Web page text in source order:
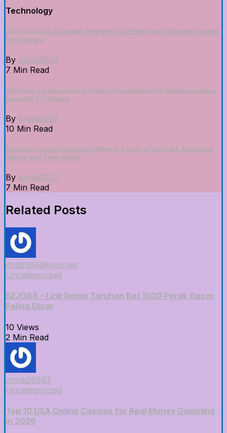
Technology
Digital Circus Episodes Reviews Highlights and Episode Guides
for Viewers
By emilia3927
7 Min Read
Catching Up Episodes A Practical Handbook for Rediscovering
Favorite TV Shows
By emilia3927
10 Min Read
Murder Drones Characters Meet the Cast of the Dark Animated
Series and Their Roles
By emilia3927
7 Min Read
Related Posts
dhldhl88@teml.net
Uncategorized
BEJO88 – Link Resmi Taruhan Bet 1000 Perak Gacor
Paling Dicar
10 Views
2 Min Read
cinok29897
Uncategorized
Top 10 USA Online Casinos for Real Money Gambling
in 2026